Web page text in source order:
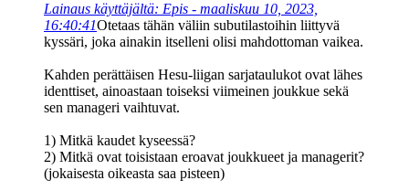
Lainaus käyttäjältä: Epis - maaliskuu 10, 2023,
16:40:41Otetaas tähän väliin subutilastoihin liittyvä
kyssäri, joka ainakin itselleni olisi mahdottoman vaikea.
Kahden perättäisen Hesu-liigan sarjataulukot ovat lähes
identtiset, ainoastaan toiseksi viimeinen joukkue sekä
sen manageri vaihtuvat.
1) Mitkä kaudet kyseessä?
2) Mitkä ovat toisistaan eroavat joukkueet ja managerit?
(jokaisesta oikeasta saa pisteen)